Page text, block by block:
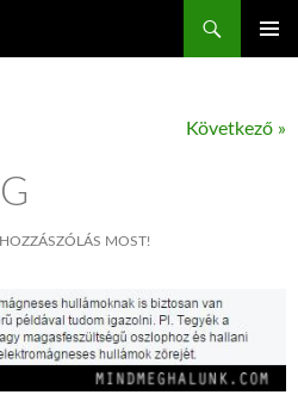
Következő »
HOZZÁSZÓLÁS MOST!